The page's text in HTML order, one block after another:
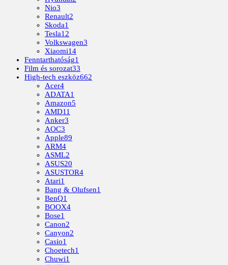
Nio3
Renault2
Skoda1
Tesla12
Volkswagen3
Xiaomi14
Fenntarthatóság1
Film és sorozat33
High-tech eszköz662
Acer4
ADATA1
Amazon5
AMD11
Anker3
AOC3
Apple89
ARM4
ASML2
ASUS20
ASUSTOR4
Atari1
Bang & Olufsen1
BenQ1
BOOX4
Bose1
Canon2
Canyon2
Casio1
Choetech1
Chuwi1